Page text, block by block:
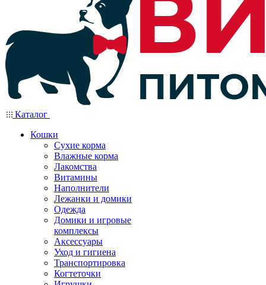
Каталог
Кошки
Сухие корма
Влажные корма
Лакомства
Витамины
Наполнители
Лежанки и домики
Одежда
Домики и игровые
комплексы
Аксессуары
Уход и гигиена
Транспортировка
Когтеточки